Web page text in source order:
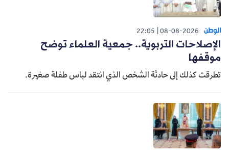
الوطن 08-08-2026
22:05
الإصلاحات التربوية.. جمعية العلماء توضح
موقفها
تطرقت كذلك إلى حادثة الشخص الذي انتقد لباس طفلة صغيرة.